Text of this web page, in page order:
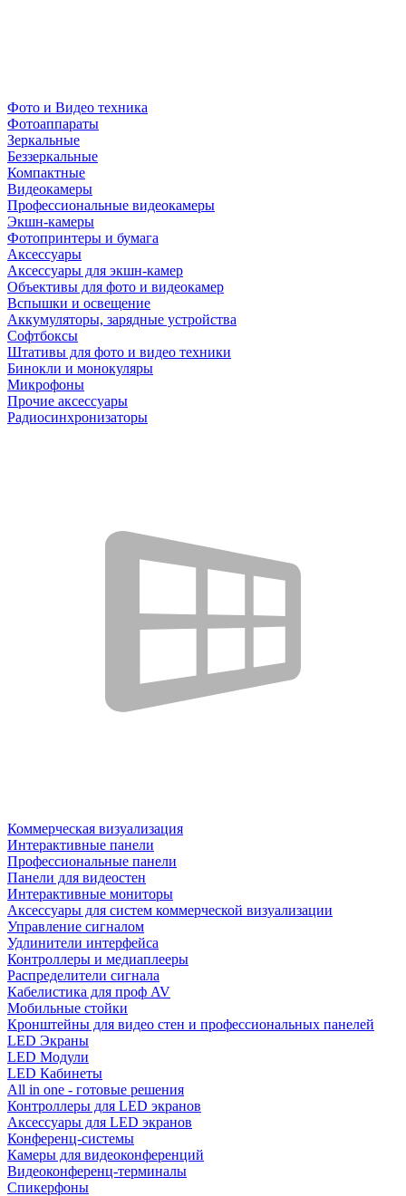
Фото и Видео техника
Фотоаппараты
Зеркальные
Беззеркальные
Компактные
Видеокамеры
Профессиональные видеокамеры
Экшн-камеры
Фотопринтеры и бумага
Аксессуары
Аксессуары для экшн-камер
Объективы для фото и видеокамер
Вспышки и освещение
Аккумуляторы, зарядные устройства
Софтбоксы
Штативы для фото и видео техники
Бинокли и монокуляры
Микрофоны
Прочие аксессуары
Радиосинхронизаторы
Коммерческая визуализация
Интерактивные панели
Профессиональные панели
Панели для видеостен
Интерактивные мониторы
Аксессуары для систем коммерческой визуализации
Управление сигналом
Удлинители интерфейса
Контроллеры и медиаплееры
Распределители сигнала
Кабелистика для проф AV
Мобильные стойки
Кронштейны для видео стен и профессиональных панелей
LED Экраны
LED Модули
LED Кабинеты
All in one - готовые решения
Контроллеры для LED экранов
Аксессуары для LED экранов
Конференц-системы
Камеры для видеоконференций
Видеоконференц-терминалы
Спикерфоны